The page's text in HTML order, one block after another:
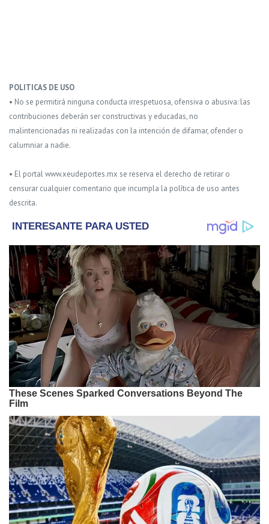
POLITICAS DE USO
• No se permitirá ninguna conducta irrespetuosa, ofensiva o abusiva: las
contribuciones deberán ser constructivas y educadas, no
malintencionadas ni realizadas con la intención de difamar, ofender o
calumniar a nadie.
• El portal www.xeudeportes.mx se reserva el derecho de retirar o
censurar cualquier comentario que incumpla la política de uso antes
descrita.